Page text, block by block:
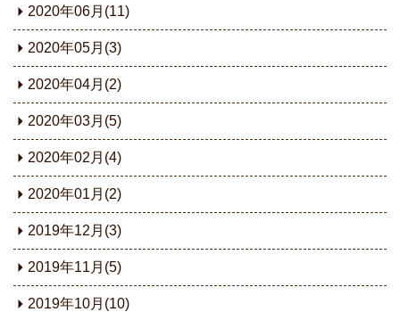
2020年06月(11)
2020年05月(3)
2020年04月(2)
2020年03月(5)
2020年02月(4)
2020年01月(2)
2019年12月(3)
2019年11月(5)
2019年10月(10)